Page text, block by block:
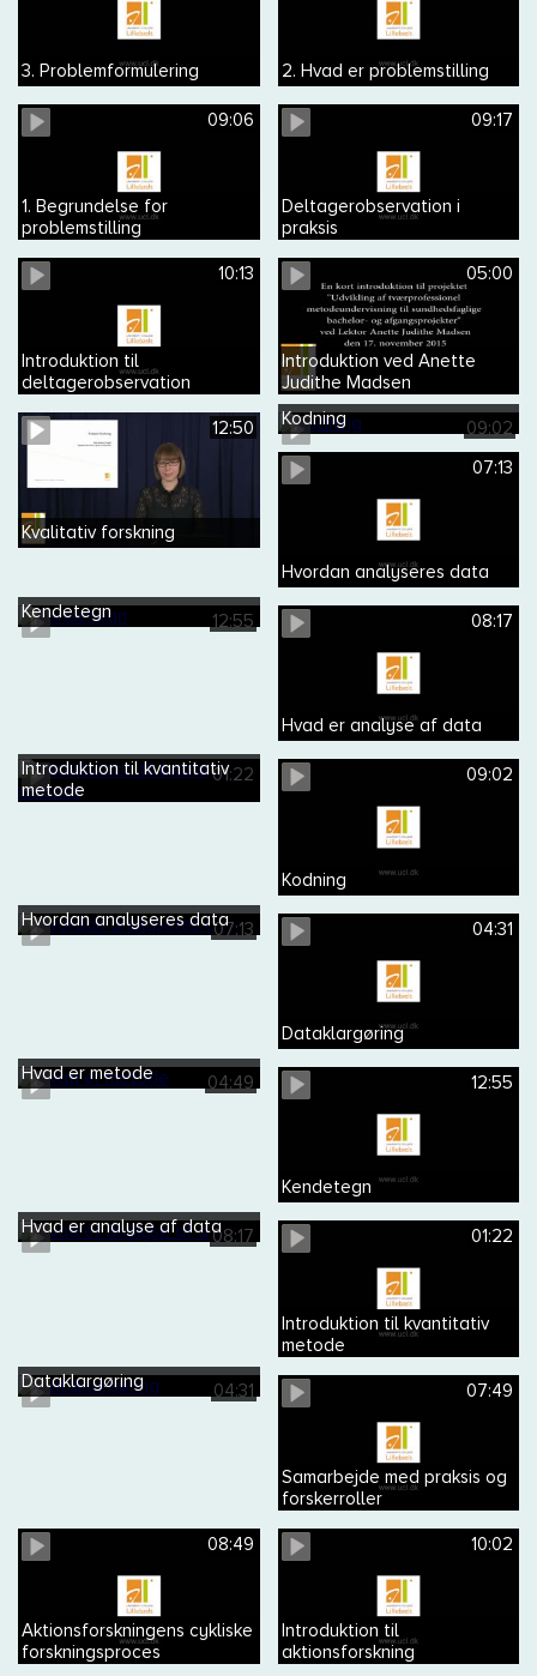
3. Problemformulering 2. Hvad er problemstilling
09:06
1. Begrundelse for
problemstilling
09:17
Deltagerobservation i
praksis
10:13
Introduktion til
deltagerobservation
05:00
Introduktion ved Anette
Judithe Madsen
12:50
Kvalitativ forskning
09:02
Kodning
07:13
Hvordan analyseres data
12:55
Kendetegn 08:17
Hvad er analyse af data
01:22
Introduktion til kvantitativ
metode
09:02
Kodning
07:13
Hvordan analyseres data 04:31
Dataklargøring
04:49
Hvad er metode 12:55
Kendetegn
08:17
Hvad er analyse af data 01:22
Introduktion til kvantitativ
metode
04:31
Dataklargøring 07:49
Samarbejde med praksis og
forskerroller
08:49
Aktionsforskningens cykliske
forskningsproces
10:02
Introduktion til
aktionsforskning